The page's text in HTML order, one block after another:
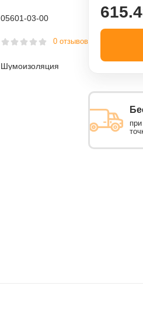
05601-03-00
0 отзывов
Шумоизоляция